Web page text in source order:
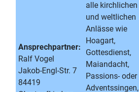
alle kirchlichen
und weltlichen
Anlässe wie
Hoagart,
Gottesdienst,
Maiandacht,
Passions- oder
Adventssingen,
Ansprechpartner:
Ralf Vogel
Jakob-Engl-Str. 7
84419